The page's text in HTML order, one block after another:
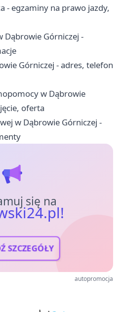
- egzaminy na prawo jazdy,
Dąbrowie Górniczej -
Górniczej - adres, telefon
w Dąbrowie
oferta
w Dąbrowie Górniczej -
się na
SZCZEGÓŁY
autopromocja